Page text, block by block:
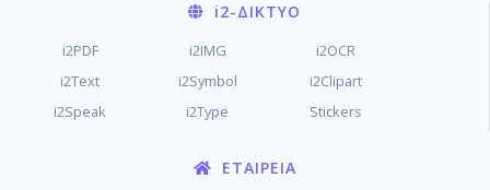
i2-ΔΊΚΤΥΟ
i2PDF i2IMG
i2OCR
i2Text
i2Symbol
i2Clipart
i2Speak
i2Type Stickers
ΕΤΑΙΡΕΊΑ